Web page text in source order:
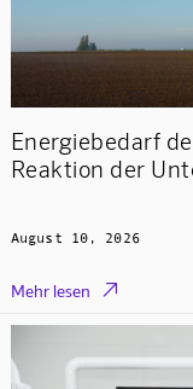
Energiebedarf
Reaktion der
August 10, 2026
Mehr lesen 